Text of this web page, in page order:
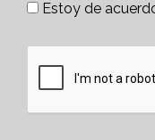
Estoy de